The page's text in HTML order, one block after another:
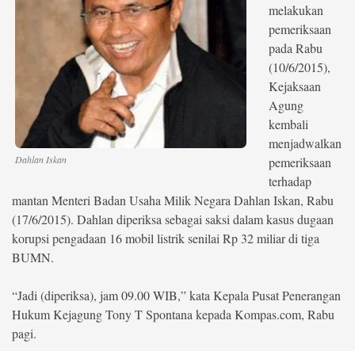
Copyright
Reserved
Dahlan Iskan
melakukan
pemeriksaan
pada Rabu
(10/6/2015),
Kejaksaan
Agung
kembali
menjadwalkan
pemeriksaan
terhadap
mantan Menteri Badan Usaha Milik Negara Dahlan Iskan, Rabu
(17/6/2015). Dahlan diperiksa sebagai saksi dalam kasus dugaan
korupsi pengadaan 16 mobil listrik senilai Rp 32 miliar di tiga
BUMN.
“Jadi (diperiksa), jam 09.00 WIB,” kata Kepala Pusat Penerangan
Hukum Kejagung Tony T Spontana kepada Kompas.com, Rabu
pagi.